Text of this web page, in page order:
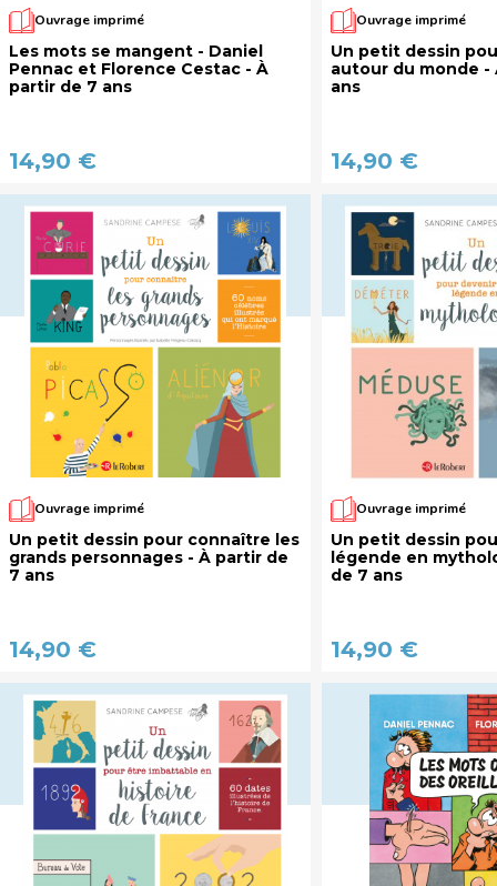
Ouvrage imprimé
Les mots se mangent - Daniel
Pennac et Florence Cestac - À
partir de 7 ans
14,90 €
Ouvrage imprimé
Un petit dessin
autour du monde -
ans
14,90 €
Ouvrage imprimé
Un petit dessin pour connaître les
grands personnages - À partir de
7 ans
14,90 €
Ouvrage imprimé
Un petit dessin
légende en
de 7 ans
14,90 €